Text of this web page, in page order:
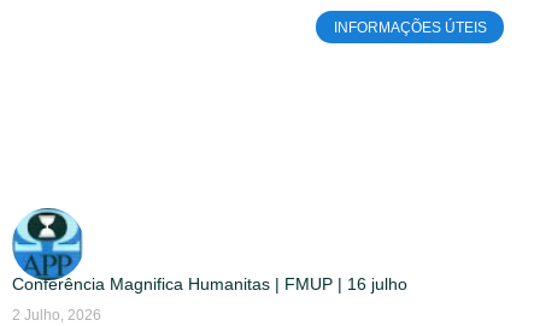
INFORMAÇÕES ÚTEIS
Conferência Magnifica Humanitas | FMUP | 16 julho
2 Julho, 2026